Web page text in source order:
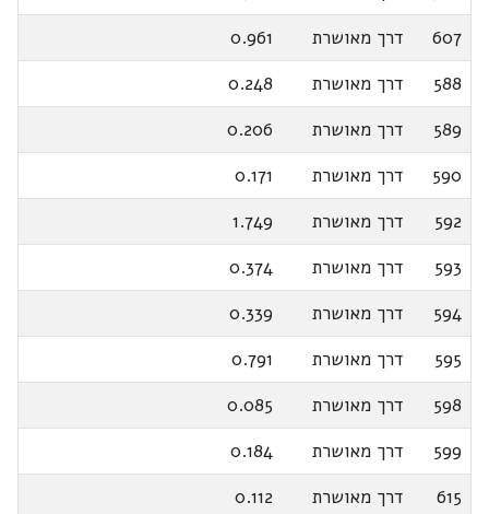
607
דרך מאושרת
0.961
588
דרך מאושרת
0.248
589
דרך מאושרת
0.206
590
דרך מאושרת
0.171
592
דרך מאושרת
1.749
593
דרך מאושרת
0.374
594
דרך מאושרת
0.339
595
דרך מאושרת
0.791
598
דרך מאושרת
0.085
599
דרך מאושרת
0.184
615
דרך מאושרת
0.112